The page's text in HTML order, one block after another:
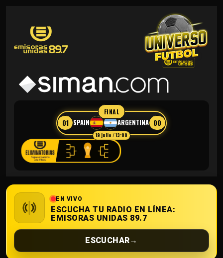
FINAL
01 SPAIN ARGENTINA 00
19 julio / 13:00
EN VIVO
ESCUCHA TU RADIO EN LÍNEA:
EMISORAS UNIDAS 89.7
ESCUCHAR→